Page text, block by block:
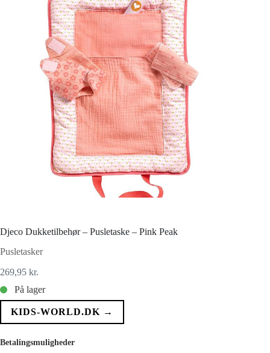
Djeco Dukketilbehør – Pusletaske – Pink Peak
Pusletasker
269,95 kr.
På lager
KIDS-WORLD.DK →
Betalingsmuligheder